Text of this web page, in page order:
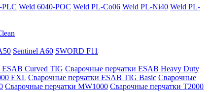
PLС Weld 6040-POC Weld PL-Co06 Weld PL-Ni40 Weld PL-
Sentinel A60 SWORD F11
ESAB Curved TIG Сварочные перчатки ESAB Heavy Duty
EXL Сварочные перчатки ESAB TIG Basic Сварочные
Сварочные перчатки MW1000 Сварочные перчатки T2000